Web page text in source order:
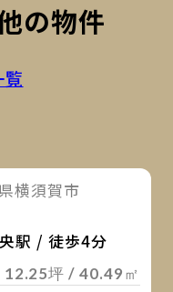
の物件
る 詳細を見る
横須賀市
駅 / 徒歩4分
12.25坪 / 40.49㎡